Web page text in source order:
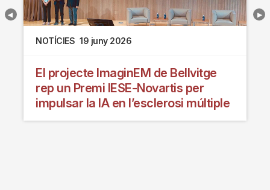
NOTÍCIES 19 juny 2026
El projecte ImaginEM de Bellvitge
rep un Premi IESE-Novartis per
impulsar la IA en l’esclerosi múltiple